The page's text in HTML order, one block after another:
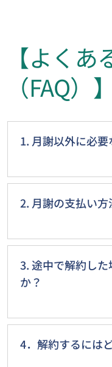
【よく
（FAQ）】
1. 月謝以外に必
・入会金：
男性7700円（税
女性5500円（税
会で無料！
月は任意
2. 月謝の支払い方
現金のみとなりま
3. 途中で解約し
か？
申請翌月以降の月
手数料を差し引い
4．解約するには